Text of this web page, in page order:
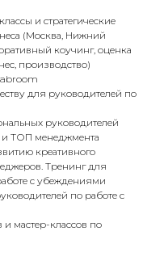
и стратегические
(Москва, Нижний
коучинг, оценка
производство)
для руководителей по
руководителей
и ТОП менеджмента
креативного
Тренинг для
с убеждениями
по работе с
и мастер-классов по